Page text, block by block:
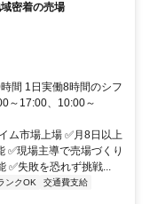
密着の売場
間 1日実働8時間のシフ
～17:00、10:00～
ム市場上場 ✅月8日以上
✅現場主導で売場づくり
✅失敗を恐れず挑戦...
ンクOK
交通費支給